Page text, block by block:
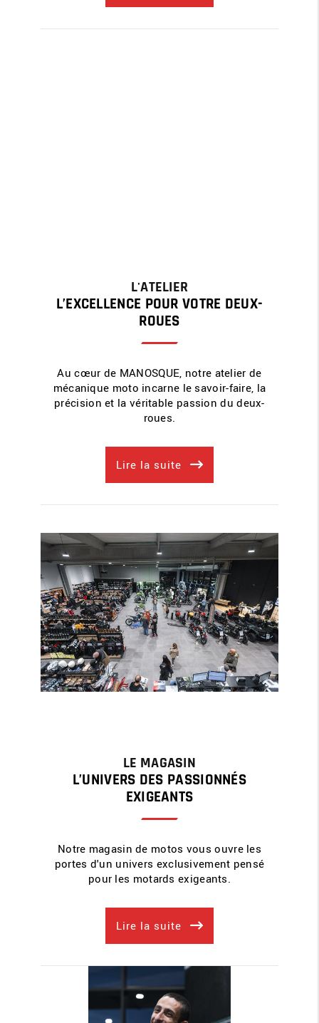
L'ATELIER
L’EXCELLENCE POUR VOTRE DEUX-
ROUES
Au cœur de MANOSQUE, notre atelier de
mécanique moto incarne le savoir-faire, la
précision et la véritable passion du deux-
roues.
Lire la suite
LE MAGASIN
L’UNIVERS DES PASSIONNÉS
EXIGEANTS
Notre magasin de motos vous ouvre les
portes d'un univers exclusivement pensé
pour les motards exigeants.
Lire la suite